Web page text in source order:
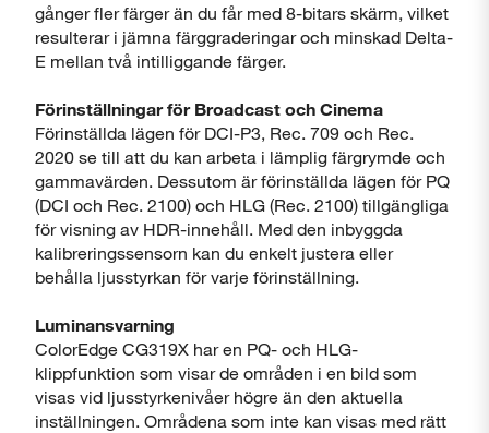
gånger fler färger än du får med 8-bitars skärm, vilket
resulterar i jämna färggraderingar och minskad Delta-
E mellan två intilliggande färger.
Förinställningar för Broadcast och Cinema
Förinställda lägen för DCI-P3, Rec. 709 och Rec.
2020 se till att du kan arbeta i lämplig färgrymde och
gammavärden. Dessutom är förinställda lägen för PQ
(DCI och Rec. 2100) och HLG (Rec. 2100) tillgängliga
för visning av HDR-innehåll. Med den inbyggda
kalibreringssensorn kan du enkelt justera eller
behålla ljusstyrkan för varje förinställning.
Luminansvarning
ColorEdge CG319X har en PQ- och HLG-
klippfunktion som visar de områden i en bild som
visas vid ljusstyrkenivåer högre än den aktuella
inställningen. Områdena som inte kan visas med rätt